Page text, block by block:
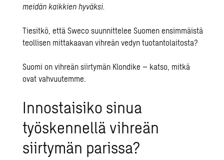
meidän kaikkien hyväksi.
Tiesitkö, että Sweco suunnittelee Suomen ensimmäistä
teollisen mittakaavan vihreän vedyn tuotantolaitosta?
Suomi on vihreän siirtymän Klondike – katso, mitkä
ovat vahvuutemme.
Innostaisiko sinua
työskennellä vihreän
siirtymän parissa?